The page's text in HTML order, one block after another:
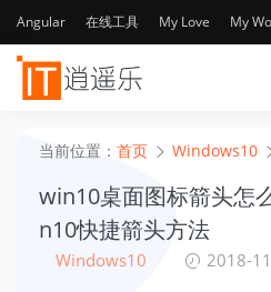
Angular 在线工具 My Love My
当前位置： 首页 Windows10
win10桌面图标箭头怎
n10快捷箭头方法
Windows10 2018-